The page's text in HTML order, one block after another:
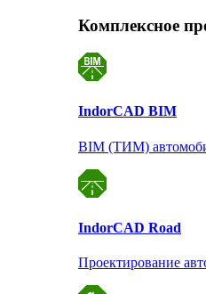
Комплексное
IndorCAD BIM
BIM (ТИМ)
IndorCAD Road
Проектирование